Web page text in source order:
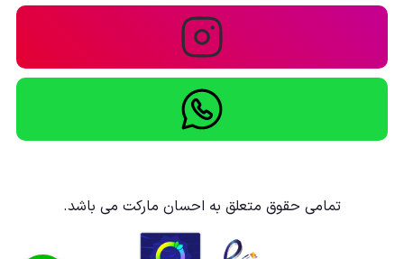
تمامی حقوق متعلق به احسان مارکت می باشد.